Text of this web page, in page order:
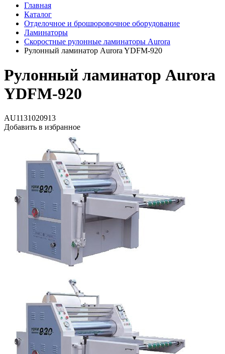
Главная
Каталог
Отделочное и брошюровочное оборудование
Ламинаторы
Скоростные рулонные ламинаторы Aurora
Рулонный ламинатор Aurora YDFM-920
Рулонный ламинатор Aurora
YDFM-920
AU1131020913
Добавить в избранное